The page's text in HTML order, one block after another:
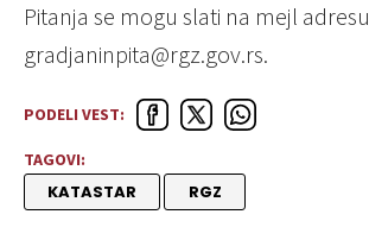
Pitanja se mogu slati na mejl adresu
gradjaninpita@rgz.gov.rs.
PODELI VEST:
TAGOVI:
KATASTAR RGZ